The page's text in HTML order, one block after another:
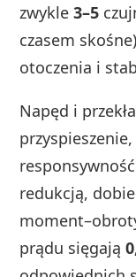
zwykle3–5
czasem
otoczenia i
Napęd i
redukcją,
prądu sięgają